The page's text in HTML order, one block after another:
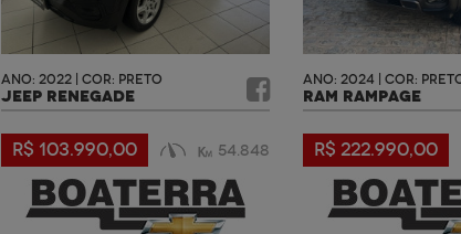
ANO: 2022 | COR: PRETO
JEEP RENEGADE
R$ 103.990,00 54.848
ANO: 2024 | COR:
RAM RAMPAGE
R$ 222.990,00